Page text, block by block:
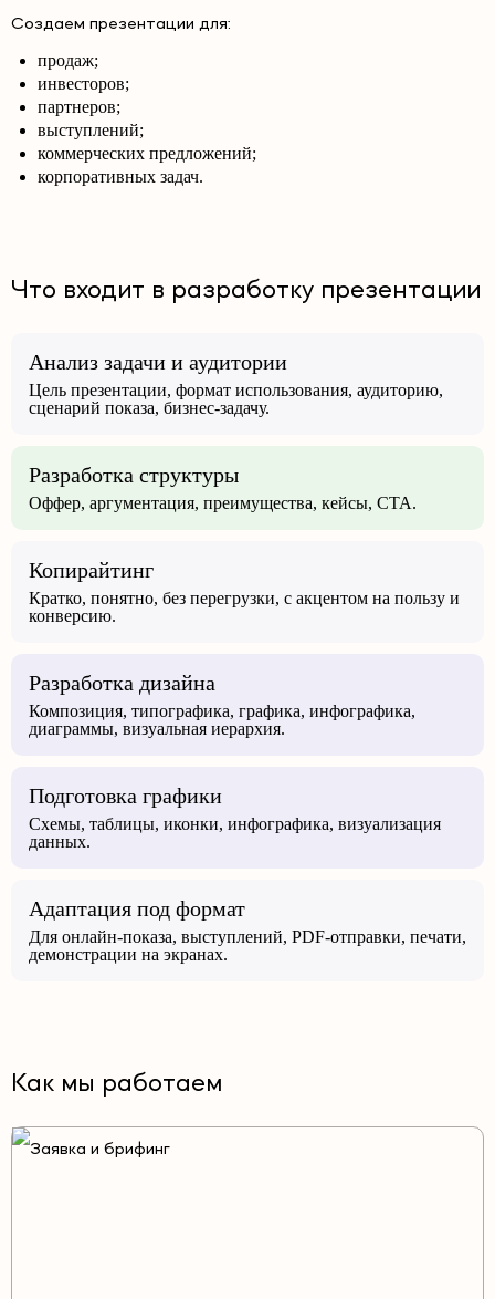
Создаем презентации для:
продаж;
инвесторов;
партнеров;
выступлений;
коммерческих предложений;
корпоративных задач.
Что входит в разработку презентации
Анализ задачи и аудитории
Цель презентации, формат использования, аудиторию,
сценарий показа, бизнес-задачу.
Разработка структуры
Оффер, аргументация, преимущества, кейсы, CTA.
Копирайтинг
Кратко, понятно, без перегрузки, с акцентом на пользу и
конверсию.
Разработка дизайна
Композиция, типографика, графика, инфографика,
диаграммы, визуальная иерархия.
Подготовка графики
Схемы, таблицы, иконки, инфографика, визуализация
данных.
Адаптация под формат
Для онлайн-показа, выступлений, PDF-отправки, печати,
демонстрации на экранах.
Как мы работаем